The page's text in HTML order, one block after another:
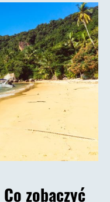
Co zobaczyć